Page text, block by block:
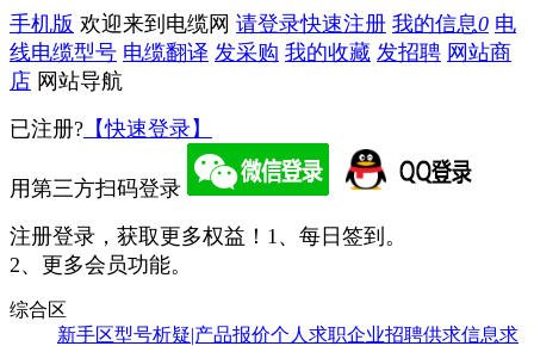
手机版 欢迎来到电缆网 请登录快速注册 我的信息0 电
线电缆型号 电缆翻译 发采购 我的收藏 发招聘 网站商
店 网站导航
已注册? 【快速登录】
用第三方扫码登录
注册登录，获取更多权益！ 1、每日签到。
2、更多会员功能。
综合区
新手区型号析疑|产品报价个人求职企业招聘供求信息求